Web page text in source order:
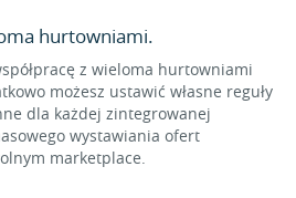
hurtowniami.
z wieloma hurtowniami
możesz ustawić własne reguły
dla każdej zintegrowanej
wystawiania ofert
marketplace.